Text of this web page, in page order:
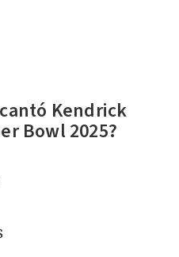
Kendrick
Bowl 2025?